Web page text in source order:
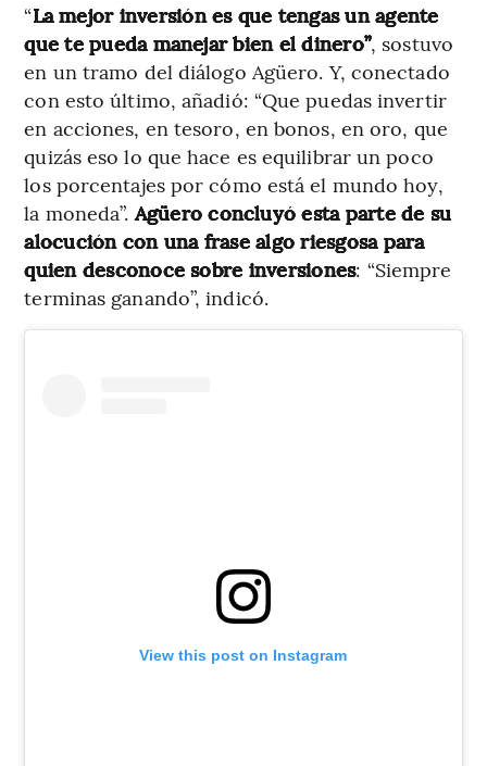
“La mejor inversión es que tengas un agente
que te pueda manejar bien el dinero”, sostuvo
en un tramo del diálogo Agüero. Y, conectado
con esto último, añadió: “Que puedas invertir
en acciones, en tesoro, en bonos, en oro, que
quizás eso lo que hace es equilibrar un poco
los porcentajes por cómo está el mundo hoy,
la moneda”.Agüero concluyó esta parte de su
alocución con una frase algo riesgosa para
quien desconoce sobre inversiones: “Siempre
terminas ganando”, indicó.
View this post on Instagram